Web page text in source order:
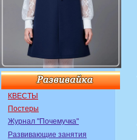
КВЕСТЫ
Постеры
Журнал "Почемучка"
Развивающие занятия